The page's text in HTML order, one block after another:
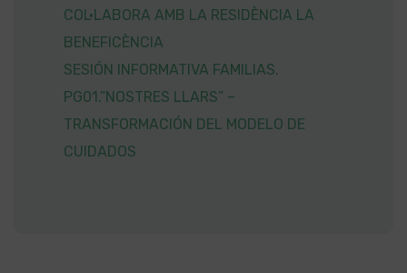
COL·LABORA AMB LA RESIDÈNCIA LA
BENEFICÈNCIA
SESIÓN INFORMATIVA FAMILIAS.
PG01.”NOSTRES LLARS” –
TRANSFORMACIÓN DEL MODELO DE
CUIDADOS